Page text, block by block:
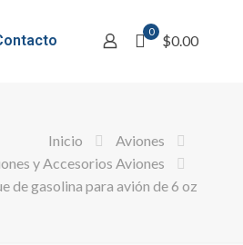
0
$0.00
Inicio
Aviones
y Accesorios Aviones
de gasolina para avión de 6 oz